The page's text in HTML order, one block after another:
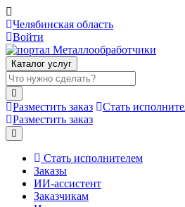
Челябинская область
Войти
Каталог услуг
Разместить заказ
Стать
Разместить заказ
Стать исполнителем
Заказы
ИИ-ассистент
Заказчикам